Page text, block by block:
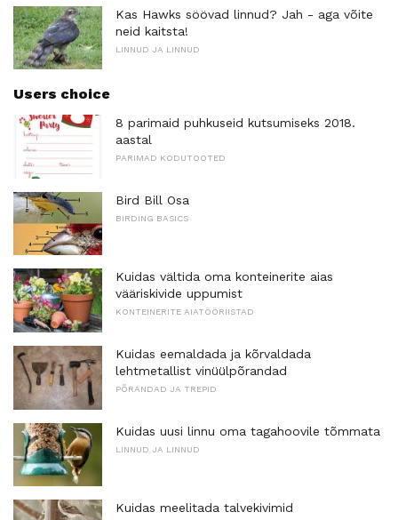
Kas Hawks söövad linnud? Jah - aga võite
neid kaitsta!
LINNUD JA LINNUD
Users choice
8 parimaid puhkuseid kutsumiseks 2018.
aastal
PARIMAD KODUTOOTED
Bird Bill Osa
BIRDING BASICS
Kuidas vältida oma konteinerite aias
vääriskivide uppumist
KONTEINERITE AIATÖÖRIISTAD
Kuidas eemaldada ja kõrvaldada
lehtmetallist vinüülpõrandad
PÕRANDAD JA TREPID
Kuidas uusi linnu oma tagahoovile tõmmata
LINNUD JA LINNUD
Kuidas meelitada talvekivimid